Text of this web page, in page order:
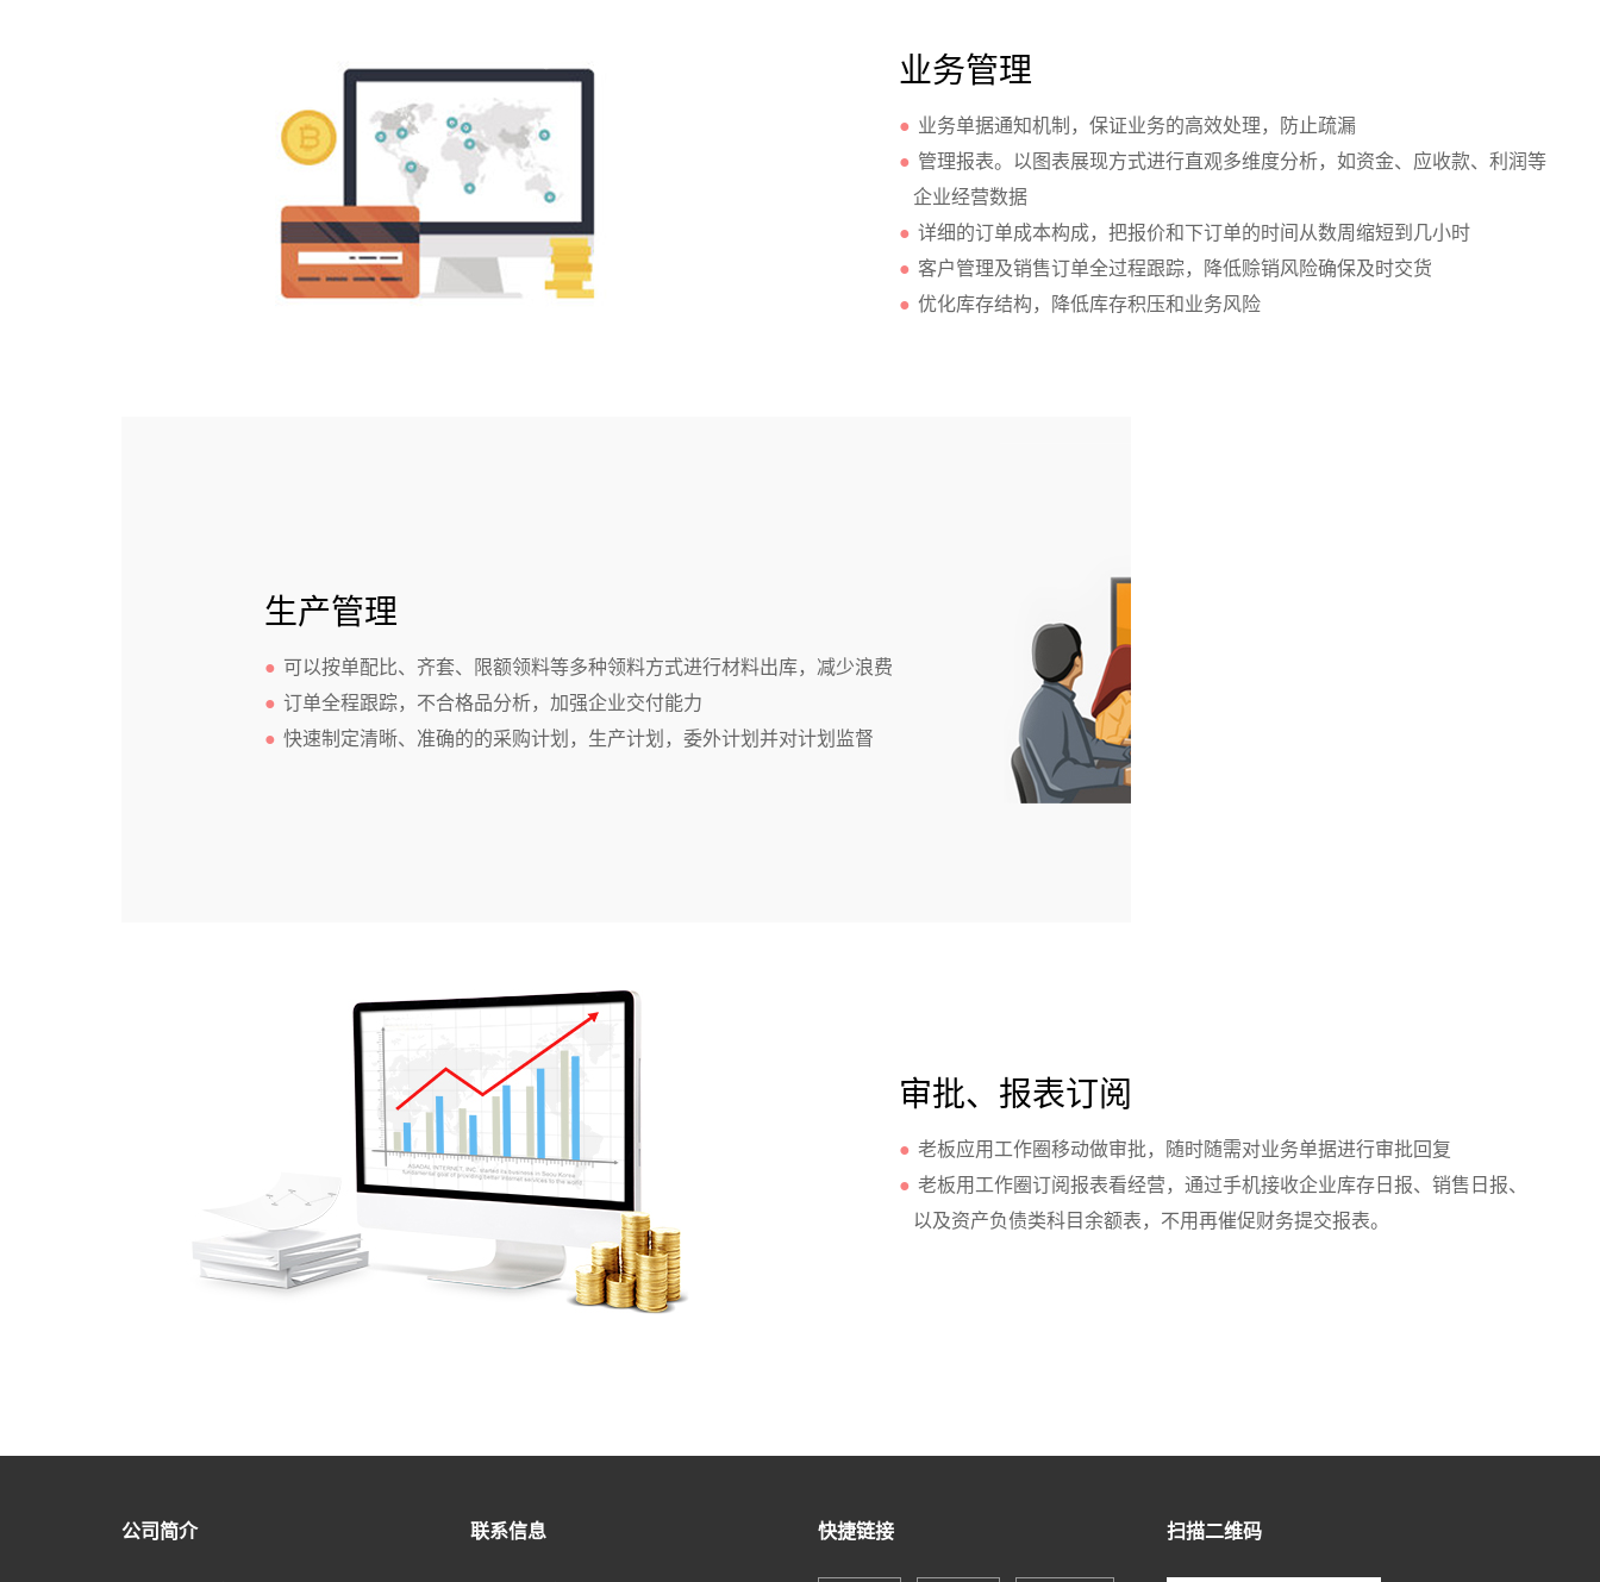
业务管理
● 业务单据通知机制，保证业务的高效处理，防止疏漏
● 管理报表。以图表展现方式进行直观多维度分析，如资金、应收款、利润等
企业经营数据
● 详细的订单成本构成，把报价和下订单的时间从数周缩短到几小时
● 客户管理及销售订单全过程跟踪，降低赊销风险确保及时交货
● 优化库存结构，降低库存积压和业务风险
生产管理
● 可以按单配比、齐套、限额领料等多种领料方式进行材料出库，减少浪费
● 订单全程跟踪，不合格品分析，加强企业交付能力
● 快速制定清晰、准确的的采购计划，生产计划，委外计划并对计划监督
审批、报表订阅
● 老板应用工作圈移动做审批，随时随需对业务单据进行审批回复
● 老板用工作圈订阅报表看经营，通过手机接收企业库存日报、销售日报、
以及资产负债类科目余额表，不用再催促财务提交报表。
公司简介 联系信息 快捷链接 扫描二维码